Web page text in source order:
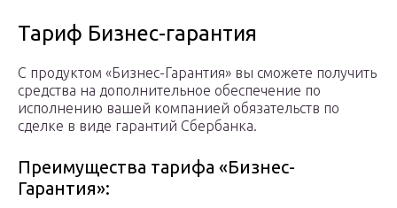
Тариф Бизнес-гарантия
С продуктом «Бизнес-Гарантия» вы сможете получить
средства на дополнительное обеспечение по
исполнению вашей компанией обязательств по
сделке в виде гарантий Сбербанка.
Преимущества тарифа «Бизнес-
Гарантия»: